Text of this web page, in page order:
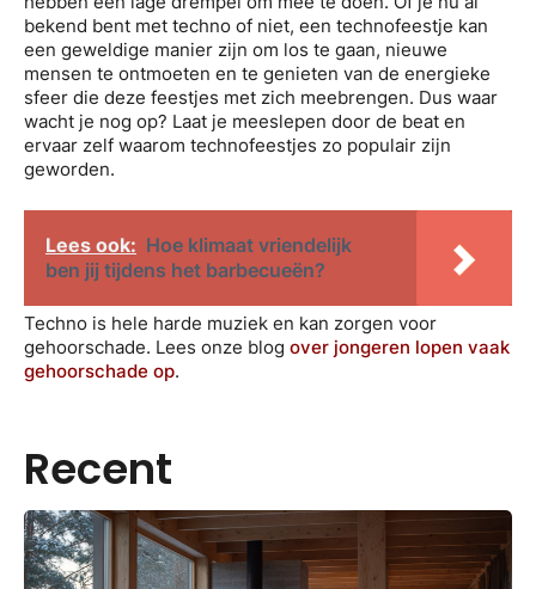
bekend bent met techno of niet, een technofeestje kan
een geweldige manier zijn om los te gaan, nieuwe
mensen te ontmoeten en te genieten van de energieke
sfeer die deze feestjes met zich meebrengen. Dus waar
wacht je nog op? Laat je meeslepen door de beat en
ervaar zelf waarom technofeestjes zo populair zijn
geworden.
Lees ook: Hoe klimaat vriendelijk
ben jij tijdens het barbecueën?
Techno is hele harde muziek en kan zorgen voor
gehoorschade. Lees onze blog over jongeren lopen vaak
gehoorschade op.
Recent